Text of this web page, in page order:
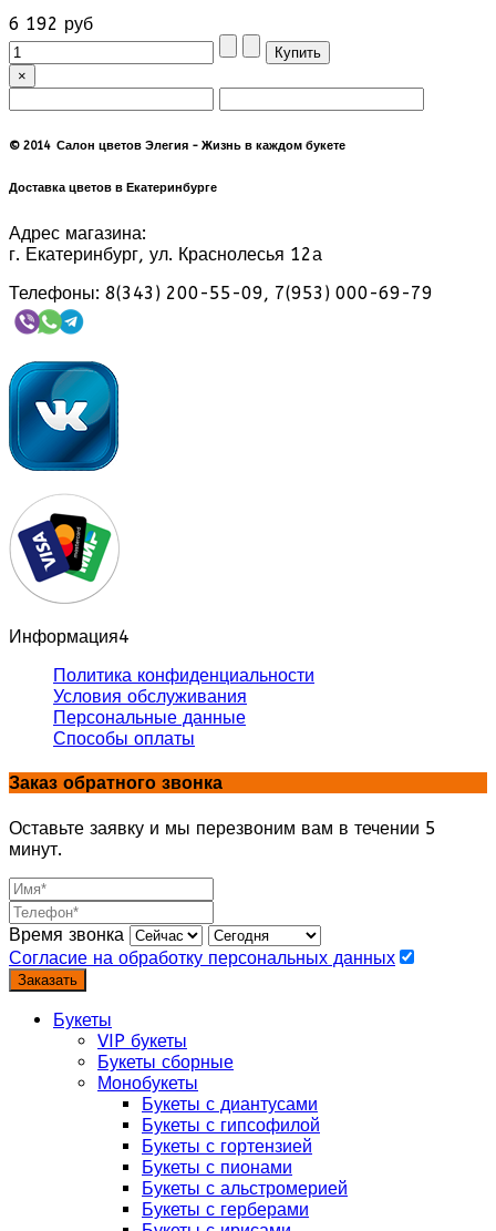
6 192 руб
×
© 2014 Салон цветов Элегия - Жизнь в каждом букете
Доставка цветов в Екатеринбурге
Адрес магазина:
г. Екатеринбург, ул. Краснолесья 12а
Телефоны: 8(343) 200-55-09, 7(953) 000-69-79
Информация4
Политика конфиденциальности
Условия обслуживания
Персональные данные
Способы оплаты
Заказ обратного звонка
Оставьте заявку и мы перезвоним вам в течении 5
минут.
Время звонка
Согласие на обработку персональных данных
Заказать
Букеты
VIP букеты
Букеты сборные
Монобукеты
Букеты с диантусами
Букеты с гипсофилой
Букеты с гортензией
Букеты с пионами
Букеты с альстромерией
Букеты с герберами